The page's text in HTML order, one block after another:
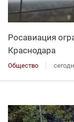
Росавиация
Краснодара
Общество